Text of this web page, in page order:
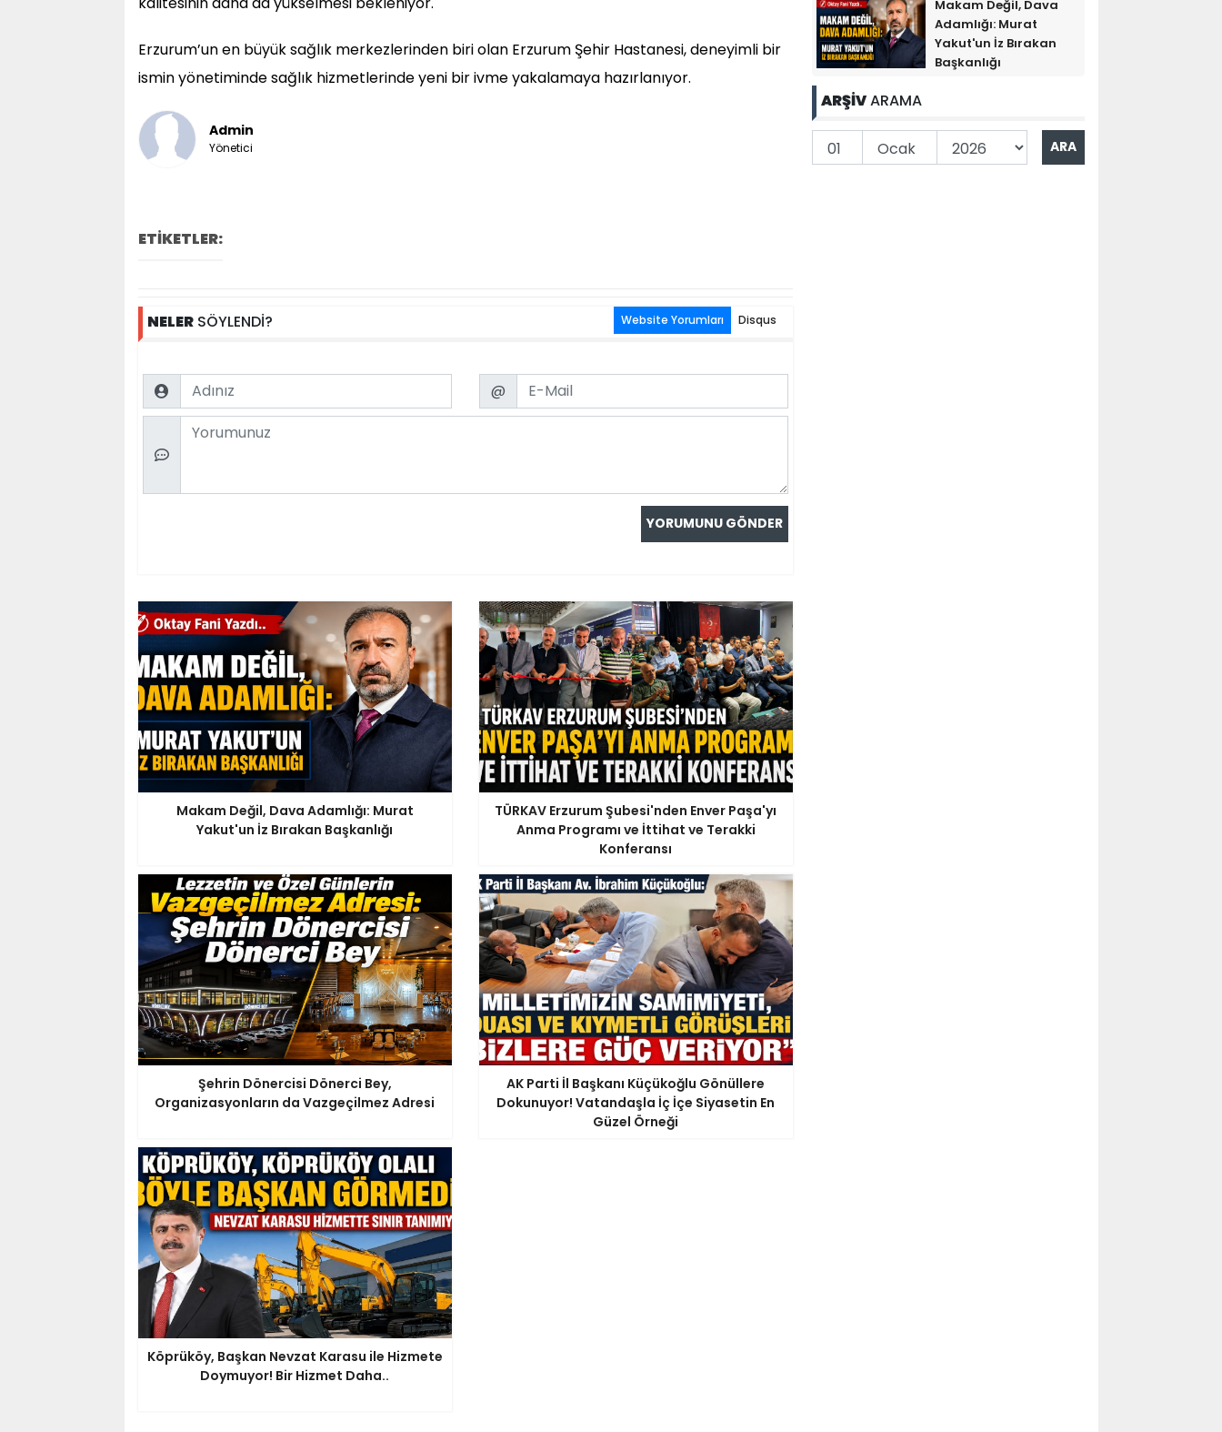
Erzurum’un en büyük sağlık merkezlerinden biri olan Erzurum Şehir Hastanesi, deneyimli bir
ismin yönetiminde sağlık hizmetlerinde yeni bir ivme yakalamaya hazırlanıyor.
Admin
Yönetici
ETİKETLER:
NELERSÖYLENDİ? Website Yorumları Disqus
Name Email
@
Comment
Makam Değil, Dava Adamlığı: Murat
Yakut'un İz Bırakan Başkanlığı
TÜRKAV Erzurum Şubesi'nden Enver Paşa'yı
Anma Programı ve İttihat ve Terakki
Konferansı
Şehrin Dönercisi Dönerci Bey,
Organizasyonların da Vazgeçilmez Adresi
AK Parti İl Başkanı Küçükoğlu Gönüllere
Dokunuyor! Vatandaşla İç İçe Siyasetin En
Güzel Örneği
Köprüköy, Başkan Nevzat Karasu ile Hizmete
Doymuyor! Bir Hizmet Daha..
Makam Değil, Dava
Adamlığı: Murat
Yakut'un İz Bırakan
Başkanlığı
ARŞİVARAMA